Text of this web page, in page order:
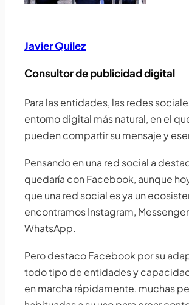
Javier Quilez
Consultor de publicidad digital
Para las entidades, las redes
entorno digital más natural, en el
pueden compartir su mensaje y
Pensando en una red social a
quedaría con Facebook, aunque
que una red social es ya un
encontramos Instagram,
WhatsApp.
Pero destaco Facebook por su
todo tipo de entidades y
en marcha rápidamente, muchas